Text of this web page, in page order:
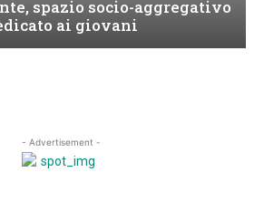
spazio socio-aggregativo
ai giovani
- Advertisement -